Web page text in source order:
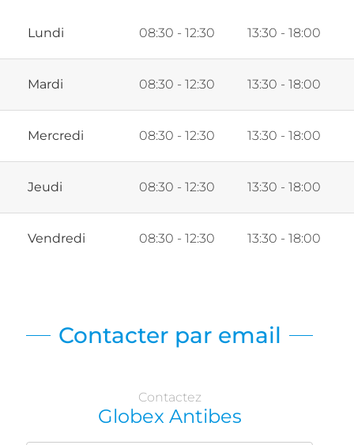
Lundi 08:30 - 12:30 13:30 - 18:00
Mardi 08:30 - 12:30 13:30 - 18:00
Mercredi 08:30 - 12:30 13:30 - 18:00
Jeudi 08:30 - 12:30 13:30 - 18:00
Vendredi 08:30 - 12:30 13:30 - 18:00
Contacter par email
Contactez
Globex Antibes